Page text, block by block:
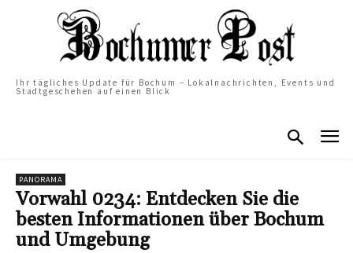
Ihr tägliches Update für Bochum – Lokalnachrichten, Events und
Stadtgeschehen auf einen Blick
PANORAMA
Vorwahl 0234: Entdecken Sie die
besten Informationen über Bochum
und Umgebung